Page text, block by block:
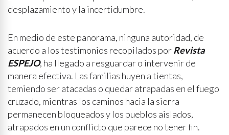
desplazamiento y la incertidumbre.
En medio de este panorama, ninguna autoridad, de
acuerdo a los testimonios recopilados porRevista
ESPEJO, ha llegado a resguardar o intervenir de
manera efectiva. Las familias huyen a tientas,
temiendo ser atacadas o quedar atrapadas en el fuego
cruzado, mientras los caminos hacia la sierra
permanecen bloqueados y los pueblos aislados,
atrapados en un conflicto que parece no tener fin.